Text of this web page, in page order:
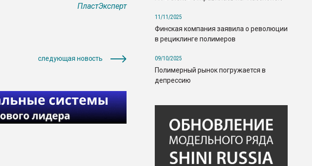
ПластЭксперт
следующая новость
11/11/2025
Финская компания заявила о революции
в рециклинге полимеров
09/10/2025
Полимерный рынок погружается в
депрессию